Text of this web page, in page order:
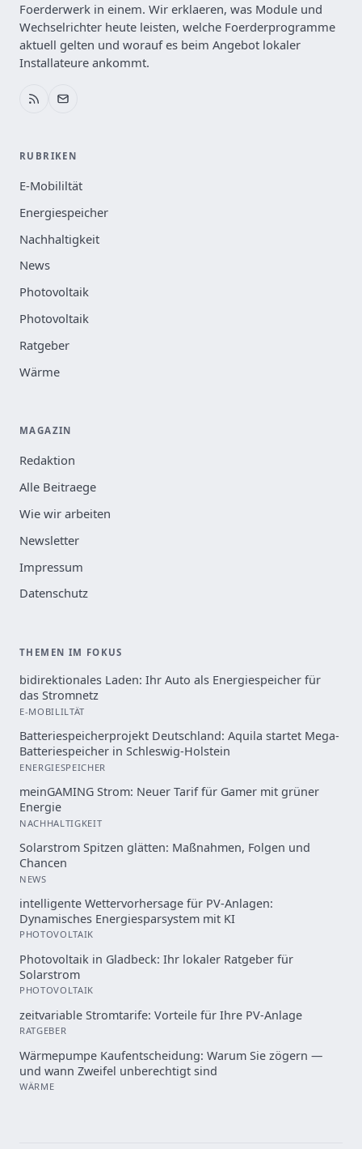
Foerderwerk in einem. Wir erklaeren, was Module und
Wechselrichter heute leisten, welche Foerderprogramme
aktuell gelten und worauf es beim Angebot lokaler
Installateure ankommt.
RUBRIKEN
E-Mobililtät
Energiespeicher
Nachhaltigkeit
News
Photovoltaik
Photovoltaik
Ratgeber
Wärme
MAGAZIN
Redaktion
Alle Beitraege
Wie wir arbeiten
Newsletter
Impressum
Datenschutz
THEMEN IM FOKUS
bidirektionales Laden: Ihr Auto als Energiespeicher für
das Stromnetz
E-MOBILILTÄT
Batteriespeicherprojekt Deutschland: Aquila startet Mega-
Batteriespeicher in Schleswig-Holstein
ENERGIESPEICHER
meinGAMING Strom: Neuer Tarif für Gamer mit grüner
Energie
NACHHALTIGKEIT
Solarstrom Spitzen glätten: Maßnahmen, Folgen und
Chancen
NEWS
intelligente Wettervorhersage für PV-Anlagen:
Dynamisches Energiesparsystem mit KI
PHOTOVOLTAIK
Photovoltaik in Gladbeck: Ihr lokaler Ratgeber für
Solarstrom
PHOTOVOLTAIK
zeitvariable Stromtarife: Vorteile für Ihre PV-Anlage
RATGEBER
Wärmepumpe Kaufentscheidung: Warum Sie zögern —
und wann Zweifel unberechtigt sind
WÄRME